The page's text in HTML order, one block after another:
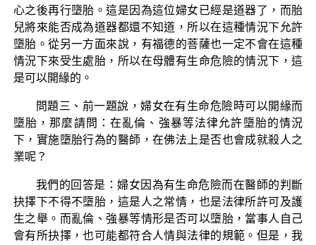
心之後再行墮胎。這是因為這位婦女已經是道器了，而胎
兒將來能否成為道器都還不知道，所以在這種情況下允許
墮胎。從另一方面來說，有福德的菩薩也一定不會在這種
情況下來受生處胎，所以在母體有生命危險的情況下，這
是可以開緣的。
問題三、前一題說，婦女在有生命危險時可以開緣而
墮胎，那麼請問：在亂倫、強暴等法律允許墮胎的情況
下，實施墮胎行為的醫師，在佛法上是否也會成就殺人之
業呢？
我們的回答是：婦女因為有生命危險而在醫師的判斷
抉擇下不得不墮胎，這是人之常情，也是法律所許可及護
生之舉。而亂倫、強暴等情形是否可以墮胎，當事人自己
會有所抉擇，也可能都符合人情與法律的規範。但是，我